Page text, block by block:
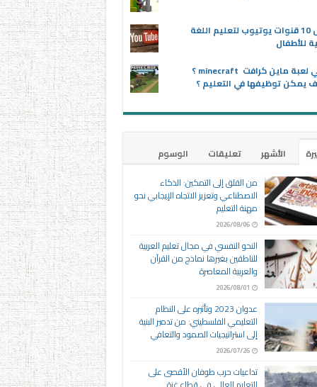
أفضل 10 قنوات يوتيوب لتعليم اللغة
للأطفال
ماهي لعبة ماين كرافت minecraft ؟
يمكن توظيفها في التعليم ؟
الأشهر تعليقات
الوسوم
من القلق إلى التمكين: الذكاء
الاصطناعي وتعزيز الاتجاه الإيجابي نحو
مهنة التعليم
2026/08/06
النحو النفسي في مجال تعليم العربية
للناطقين بغيرها نماذج من القرآن
والعربية المعاصرة
2026/08/01
عدوان 2023 وتأثيره على النظام
التعليمي الفلسطيني: من تدمير البنية
إلى استراتيجيات الصمود والتعافي
2026/07/26
تداعيات حرب طوفان الأقصى على